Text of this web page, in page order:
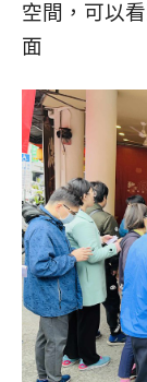
空間，可以
面